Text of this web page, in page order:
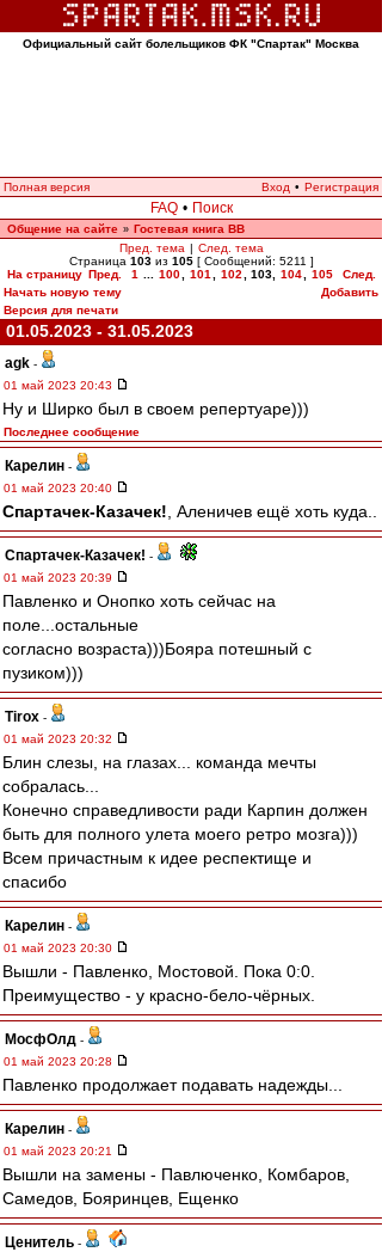
Официальный сайт болельщиков ФК "Спартак" Москва
Полная версия Вход • Регистрация
FAQ • Поиск
Общение на сайте » Гостевая книга ВВ
Пред. тема | След. тема
Страница 103из 105[ Сообщений: 5211 ]
На страницу Пред. 1 100 101 102 103, 104 105
След.
Начать новую тему
Добавить
Версия для печати
01.05.2023 - 31.05.2023
agk -
01 май 2023 20:43
Ну и Ширко был в своем репертуаре)))
Последнее сообщение
Карелин -
01 май 2023 20:40
Спартачек-Казачек! , Аленичев ещё хоть куда..
Спартачек-Казачек! -
01 май 2023 20:39
Павленко и Онопко хоть сейчас на
поле...остальные
согласно возраста)))Бояра потешный с
пузиком)))
Tirox -
01 май 2023 20:32
Блин слезы, на глазах... команда мечты
собралась...
Конечно справедливости ради Карпин должен
быть для полного улета моего ретро мозга)))
Всем причастным к идее респектище и
спасибо
Карелин -
01 май 2023 20:30
Вышли - Павленко, Мостовой. Пока 0:0.
Преимущество - у красно-бело-чёрных.
МосфОлд -
01 май 2023 20:28
Павленко продолжает подавать надежды...
Карелин -
01 май 2023 20:21
Вышли на замены - Павлюченко, Комбаров,
Самедов, Бояринцев, Ещенко
Ценитель -